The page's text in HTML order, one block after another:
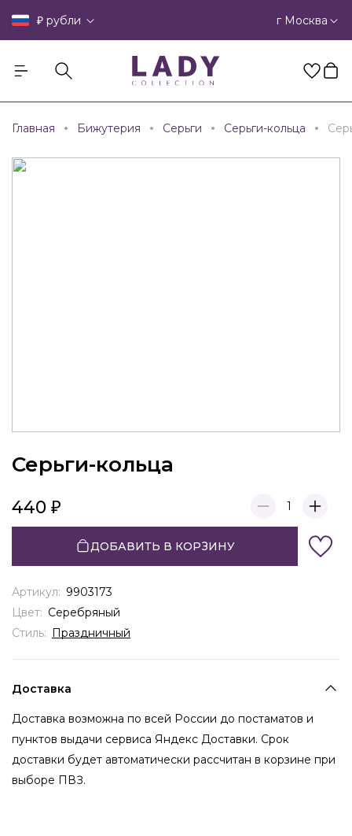
₽ рубли г Москва
Главная Бижутерия Серьги Серьги-кольца
Серьги-кольца
440 1
ДОБАВИТЬ В КОРЗИНУ
Артикул: 9903173
Цвет: Серебряный
Стиль: Праздничный
Доставка
Доставка возможна по всей России до постаматов и
пунктов выдачи сервиса Яндекс Доставки. Срок
доставки будет автоматически рассчитан в корзине при
выборе ПВЗ.